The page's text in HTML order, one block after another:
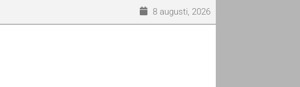
8 augusti, 2026